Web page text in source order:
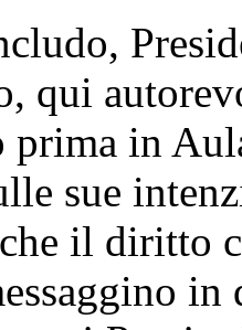
qui
prima in
sue
il diritto
in